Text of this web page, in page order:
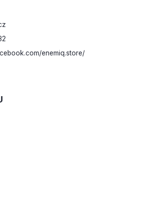
enemiq.store/